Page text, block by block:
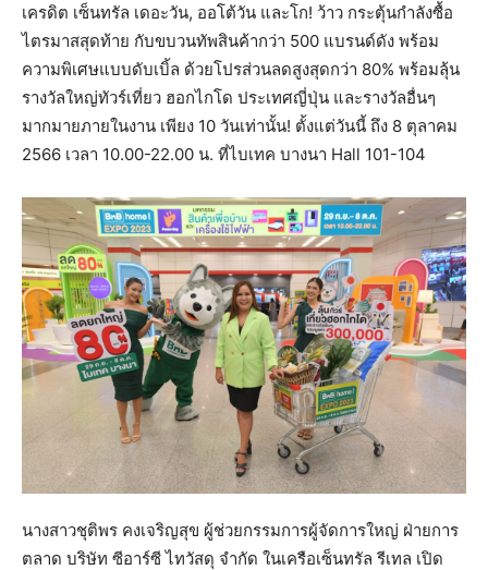
เครดิต เซ็นทรัล เดอะวัน, ออโต้วัน และโก! ว้าว กระตุ้นกำลังซื้อ
ไตรมาสสุดท้าย กับขบวนทัพสินค้ากว่า 500 แบรนด์ดัง พร้อม
ความพิเศษแบบดับเบิ้ล ด้วยโปรส่วนลดสูงสุดกว่า 80% พร้อมลุ้น
รางวัลใหญ่ทัวร์เที่ยว ฮอกไกโด ประเทศญี่ปุ่น และรางวัลอื่นๆ
มากมายภายในงาน เพียง 10 วันเท่านั้น! ตั้งแต่วันนี้ ถึง 8 ตุลาคม
2566 เวลา 10.00-22.00 น. ที่ไบเทค บางนา Hall 101-104
นางสาวชุติพร คงเจริญสุข ผู้ช่วยกรรมการผู้จัดการใหญ่ ฝ่ายการ
ตลาด บริษัท ซีอาร์ซี ไทวัสดุ จำกัด ในเครือเซ็นทรัล รีเทล เปิด